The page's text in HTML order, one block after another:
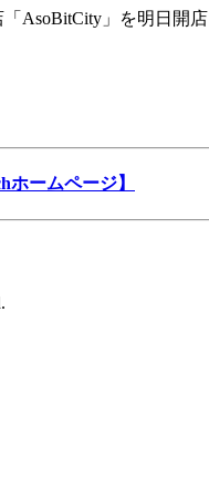
AsoBitCity」を明日開店
ホームページ】